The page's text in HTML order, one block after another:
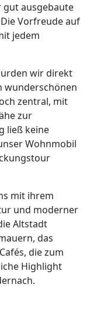
ausgebaute
Vorfreude auf
jedem
wir direkt
wunderschönen
zentral, mit
zur
ließ keine
Wohnmobil
mit ihrem
und moderner
Altstadt
das
die zum
Highlight